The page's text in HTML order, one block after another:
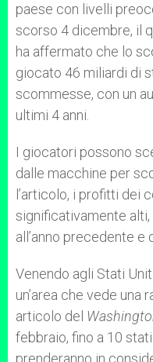
paese con livelli
scorso 4 dicembre, il
ha affermato che lo
giocato 46 miliardi di
scommesse, con un
ultimi 4 anni.
I giocatori possono
dalle macchine per
l’articolo, i profitti dei
significativamente alti,
all’anno precedente e
Venendo agli Stati
un’area che vede una
articolo del
febbraio, fino a 10
prenderanno in